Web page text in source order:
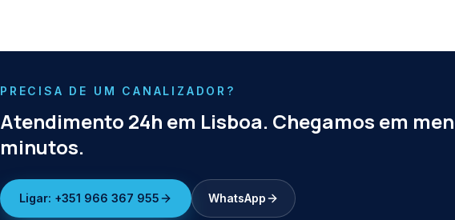
PRECISA DE UM CANALIZADOR?
Atendimento 24h em Lisboa. Chegamos em
minutos.
Ligar: +351 966 367 955 WhatsApp